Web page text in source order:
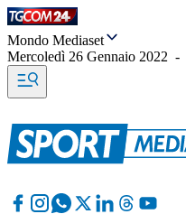
Mondo Mediaset
Mercoledì 26 Gennaio 2022 -